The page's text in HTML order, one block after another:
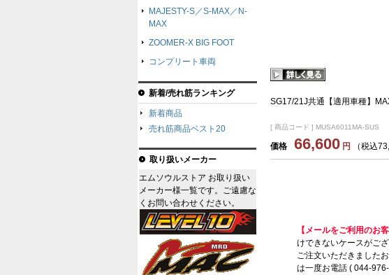
SG17/21J共通【適用車種】
[ 商品コード ] MUSA6011MA-SUS
価格 66,600 円 （税込
【メールをご利用のお客
けできないケースがご
ご注文いただきました
は一度お電話 ( 044-
MAJESTY-S／S-MAX／N-
MAX
ZOOMER-X BIG FOOT
コンプリート車両
新着/売れ筋ランキング
新着商品
売れ筋商品ベスト20
取り扱いメーカー
エムソウルストア お取り扱い
メーカー様一覧です。ご遠慮な
くお問い合わせください。